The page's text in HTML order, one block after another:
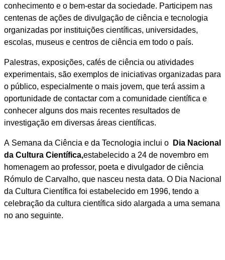
conhecimento e o bem-estar da sociedade. Participem nas
centenas de ações de divulgação de ciência e tecnologia
organizadas por instituições científicas, universidades,
escolas, museus e centros de ciência em todo o país.
Palestras, exposições, cafés de ciência ou atividades
experimentais, são exemplos de iniciativas organizadas para
o público, especialmente o mais jovem, que terá assim a
oportunidade de contactar com a comunidade científica e
conhecer alguns dos mais recentes resultados de
investigação em diversas áreas científicas.
A Semana da Ciência e da Tecnologia inclui o
Dia Nacional
da Cultura Científica,estabelecido a 24 de novembro em
homenagem ao professor, poeta e divulgador de ciência
Rómulo de Carvalho, que nasceu nesta data. O Dia Nacional
da Cultura Científica foi estabelecido em 1996, tendo a
celebração da cultura científica sido alargada a uma semana
no ano seguinte.